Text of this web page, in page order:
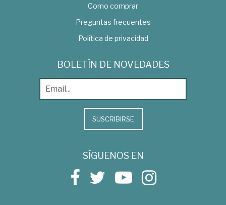
Como comprar
Preguntas frecuentes
Política de privacidad
BOLETÍN DE NOVEDADES
SUSCRIBIRSE
SÍGUENOS EN